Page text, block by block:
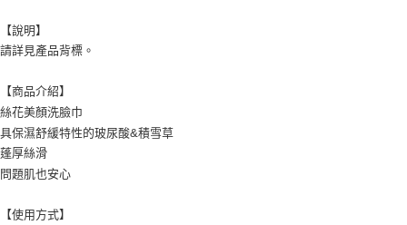
【說明】
請詳見產品背標。
【商品介紹】
絲花美顏洗臉巾
具保濕舒緩特性的玻尿酸&積雪草
蓬厚絲滑
問題肌也安心
【使用方式】